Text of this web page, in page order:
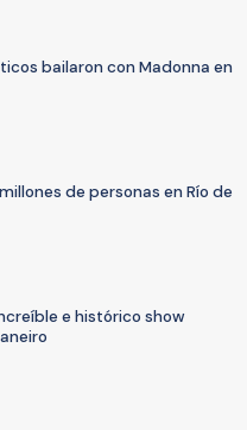
bailaron con Madonna en
de personas en Río de
e histórico show